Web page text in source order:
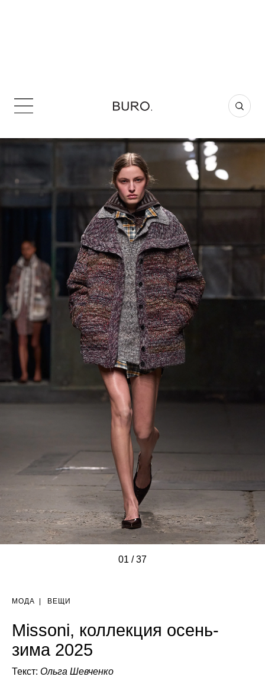
01 / 37
/////////
///////////////////////////
МОДА ВЕЩИ
Missoni, коллекция осень-
зима 2025
Текст: Ольга Шевченко